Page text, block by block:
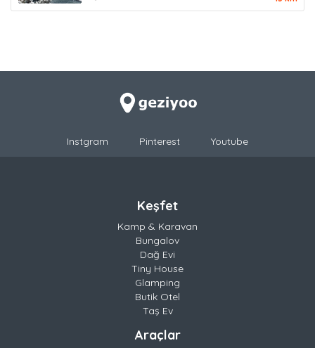
Instgram Pinterest Youtube
Keşfet
Kamp & Karavan
Bungalov
Dağ Evi
Tiny House
Glamping
Butik Otel
Taş Ev
Araçlar